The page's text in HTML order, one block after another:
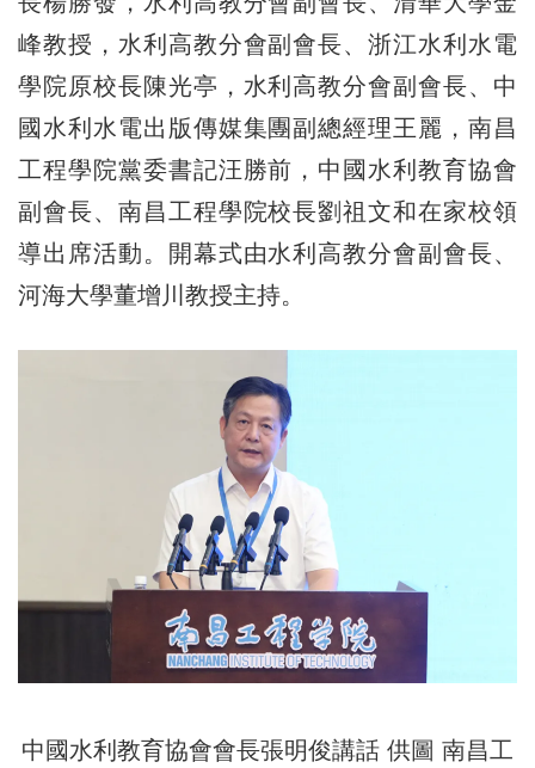
峰教授，水利高教分會副會長、浙江水利水電
學院原校長陳光亭，水利高教分會副會長、中
國水利水電出版傳媒集團副總經理王麗，南昌
工程學院黨委書記汪勝前，中國水利教育協會
副會長、南昌工程學院校長劉祖文和在家校領
導出席活動。開幕式由水利高教分會副會長、
河海大學董增川教授主持。
中國水利教育協會會長張明俊講話 供圖 南昌工